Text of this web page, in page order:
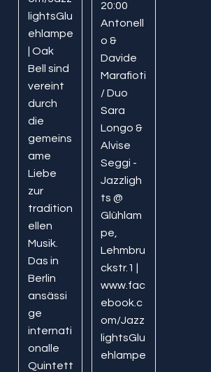
lightsGlu
ehlampe
| Oak
Bell sind
vereint
durch
die
gemeins
ame
Liebe
zur
tradition
ellen
Musik.
Das in
Berlin
ansässi
ge
internati
onalle
Quintett
20:00
Antonell
o &
Davide
Marafioti
/ Duo
Sara
Longo &
Alvise
Seggi -
Jazzligh
ts @
Glühlam
pe,
Lehmbru
ckstr.1 |
www.fac
ebook.c
om/Jazz
lightsGlu
ehlampe